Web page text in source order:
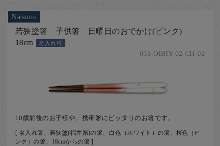
Natsuno
若狭塗箸 子供箸 日曜日のおでかけ(ピンク)
18cm
名入れ可
018-OBHY-02-CH-02
10歳前後のお子様や、携帯箸にピッタリのお箸です。
[ 名入れ箸、若狭塗(福井県)の箸、白色（ホワイト）の箸、桜色（ピ
ンク）の箸、18cmからの箸 ]